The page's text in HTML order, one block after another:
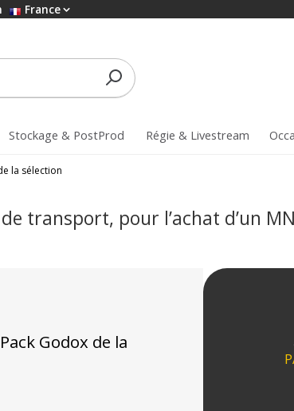
France
Stockage & PostProd Régie & Livestream
la sélection
transport, pour l’achat d’un
Godox de la